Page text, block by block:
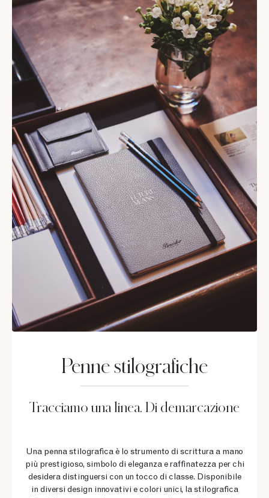
Penne stilografiche
Tracciamo una linea. Di demarcazione
Una penna stilografica è lo strumento di scrittura a mano
più prestigioso, simbolo di eleganza e raffinatezza per chi
desidera distinguersi con un tocco di classe. Disponibile
in diversi design innovativi e colori unici, la stilografica